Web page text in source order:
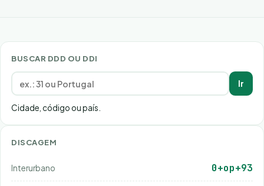
BUSCAR DDD OU DDI
Ir
Cidade, código ou país.
DISCAGEM
Interurbano 0+op+93